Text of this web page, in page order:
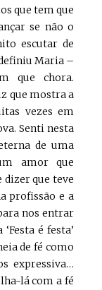
que tem que
se não o
escutar de
Maria –
que chora.
que mostra a
vezes em
Senti nesta
de uma
amor que
dizer que teve
profissão e a
nos entrar
é festa’
de fé como
expressiva…
lá com a fé